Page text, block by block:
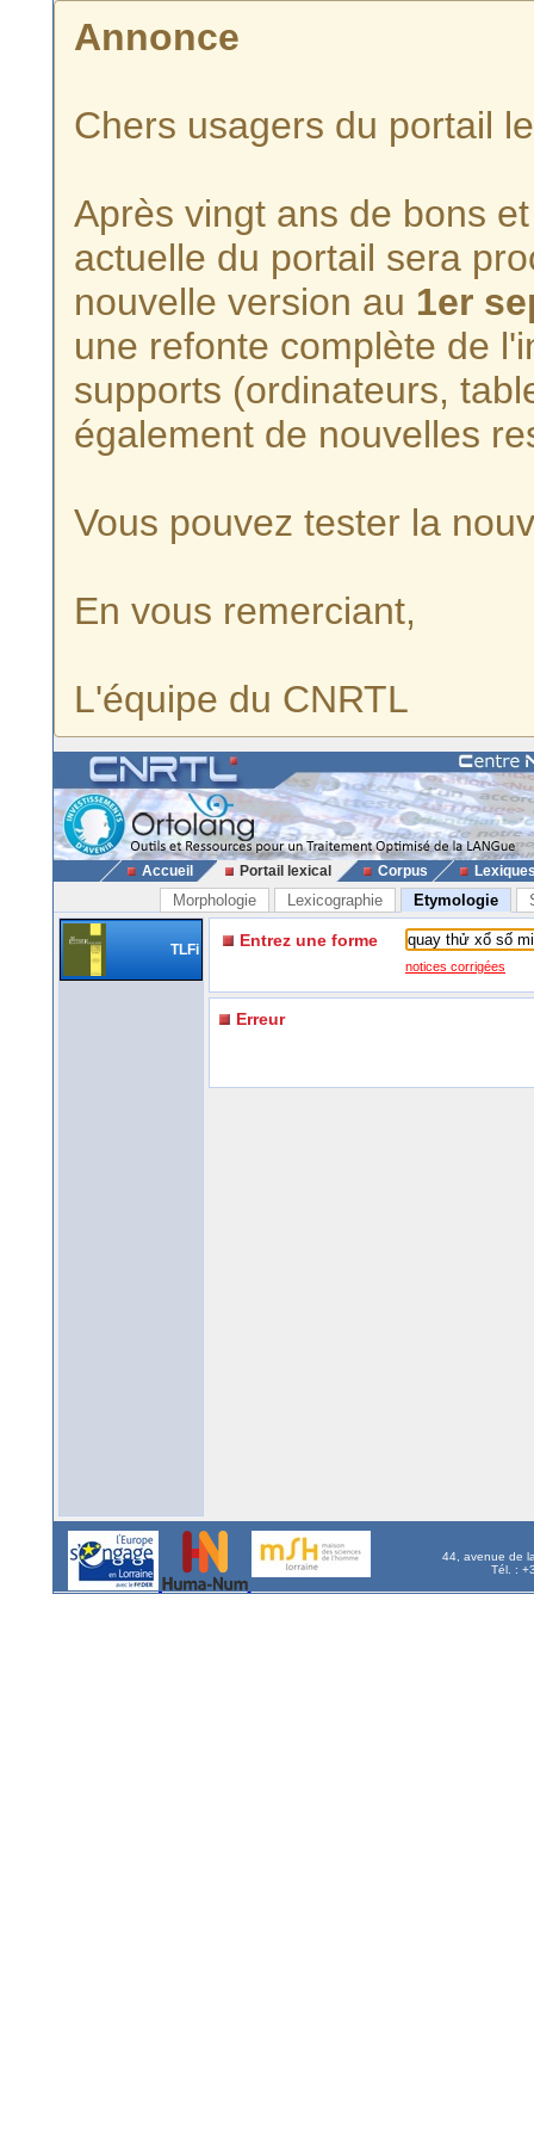
Annonce
Chers usagers du portail
Après vingt ans de bons
actuelle du portail sera
nouvelle version au 1er
une refonte complète de
supports (ordinateurs,
également de nouvelles
Vous pouvez tester la
En vous remerciant,
L'équipe du CNRTL
Accueil Portail lexical Corpus
Morphologie Lexicographie Etymologie
TLFi Entrez une forme
notices corrigées
Erreur
44, avenue de
Tél. :